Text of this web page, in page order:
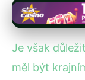
Je však
měl být